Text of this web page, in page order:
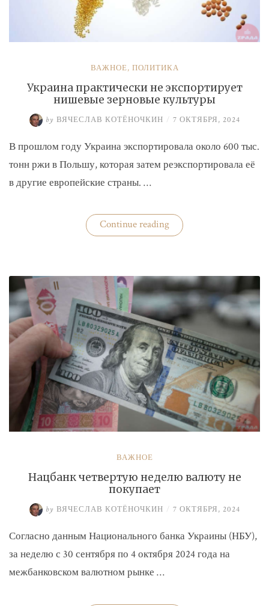
ВАЖНОЕ, ПОЛИТИКА
Украина практически не экспортирует
нишевые зерновые культуры
by ВЯЧЕСЛАВ КОТЁНОЧКИН / 7 ОКТЯБРЯ, 2024
В прошлом году Украина экспортировала около 600 тыс.
тонн ржи в Польшу, которая затем реэкспортировала её
в другие европейские страны. …
Continue reading«Украина
практически
зерновые
культуры»
ВАЖНОЕ
Нацбанк четвертую неделю валюту не
покупает
by ВЯЧЕСЛАВ КОТЁНОЧКИН / 7 ОКТЯБРЯ, 2024
Согласно данным Национального банка Украины (НБУ),
за неделю с 30 сентября по 4 октября 2024 года на
межбанковском валютном рынке …